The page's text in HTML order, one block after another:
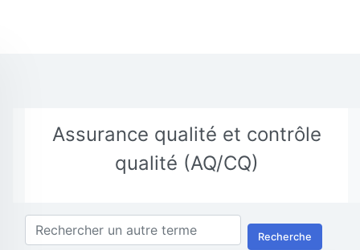
Assurance qualité et contrôle
qualité (AQ/CQ)
Recherche